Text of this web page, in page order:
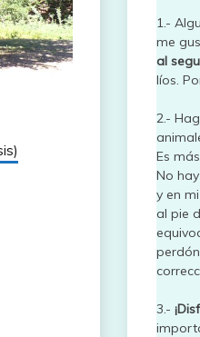
1.-
me
al
líos.
2.-
Es
No
y en
al pie
3.-